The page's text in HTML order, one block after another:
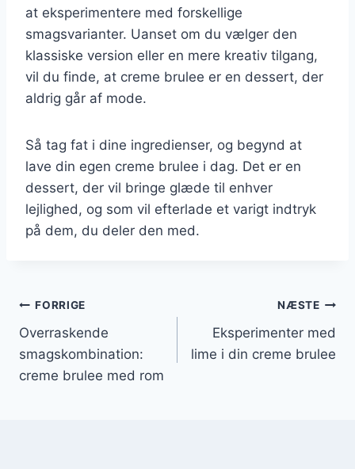
at eksperimentere med forskellige
smagsvarianter. Uanset om du vælger den
klassiske version eller en mere kreativ tilgang,
vil du finde, at creme brulee er en dessert, der
aldrig går af mode.
Så tag fat i dine ingredienser, og begynd at
lave din egen creme brulee i dag. Det er en
dessert, der vil bringe glæde til enhver
lejlighed, og som vil efterlade et varigt indtryk
på dem, du deler den med.
Indlægsnavigation
FORRIGE
Overraskende
smagskombination:
creme brulee med rom
NÆSTE
Eksperimenter med
lime i din creme brulee